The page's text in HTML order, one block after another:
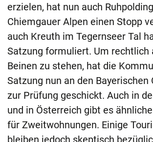
erzielen, hat nun auch
Chiemgauer Alpen einen Stopp
auch Kreuth im Tegernseer Tal
Satzung formuliert. Um rechtlich
Beinen zu stehen, hat die
Satzung nun an den Bayerischen
zur Prüfung geschickt. Auch in
und in Österreich gibt es
für Zweitwohnungen. Einige
bleiben jedoch skeptisch